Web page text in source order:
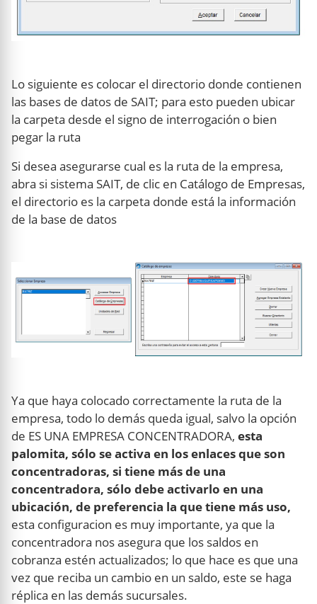
Lo siguiente es colocar el directorio donde contienen
las bases de datos de SAIT; para esto pueden ubicar
la carpeta desde el signo de interrogación o bien
pegar la ruta
Si desea asegurarse cual es la ruta de la empresa,
abra si sistema SAIT, de clic en Catálogo de Empresas,
el directorio es la carpeta donde está la información
de la base de datos
Ya que haya colocado correctamente la ruta de la
empresa, todo lo demás queda igual, salvo la opción
de ES UNA EMPRESA CONCENTRADORA, esta
palomita, sólo se activa en los enlaces que son
concentradoras, si tiene más de una
concentradora, sólo debe activarlo en una
ubicación, de preferencia la que tiene más uso,
esta configuracion es muy importante, ya que la
concentradora nos asegura que los saldos en
cobranza estén actualizados; lo que hace es que una
vez que reciba un cambio en un saldo, este se haga
réplica en las demás sucursales.